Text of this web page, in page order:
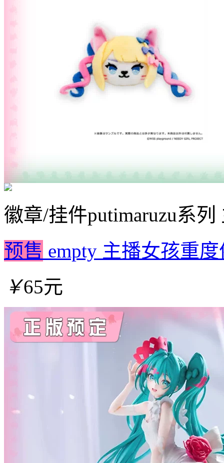
徽章/挂件putimaruzu系
预售 empty 主播女孩重
￥65元